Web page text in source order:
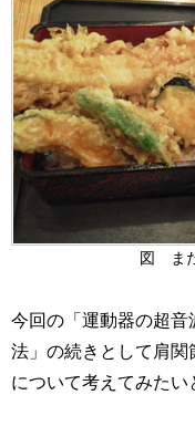
図 ま
今回の「運動器の超
法」の続きとして肩
について考えてみたい